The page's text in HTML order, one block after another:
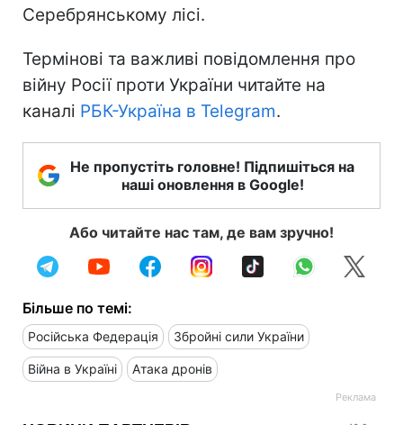
Серебрянському лісі.
Термінові та важливі повідомлення про
війну Росії проти України читайте на
каналі РБК-Україна в Telegram.
Не пропустіть головне! Підпишіться на
наші оновлення в Google!
Або читайте нас там, де вам зручно!
Більше по темі:
Російська Федерація Збройні сили України
Війна в Україні Атака дронів